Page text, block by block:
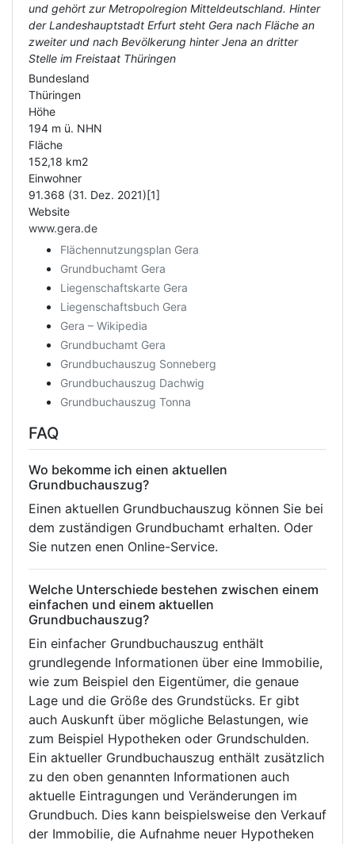
und gehört zur Metropolregion Mitteldeutschland. Hinter
der Landeshauptstadt Erfurt steht Gera nach Fläche an
zweiter und nach Bevölkerung hinter Jena an dritter
Stelle im Freistaat Thüringen
Bundesland
Thüringen
Höhe
194 m ü. NHN
Fläche
152,18 km2
Einwohner
91.368 (31. Dez. 2021)[1]
Website
www.gera.de
Flächennutzungsplan Gera
Grundbuchamt Gera
Liegenschaftskarte Gera
Liegenschaftsbuch Gera
Gera – Wikipedia
Grundbuchamt Gera
Grundbuchauszug Sonneberg
Grundbuchauszug Dachwig
Grundbuchauszug Tonna
FAQ
Wo bekomme ich einen aktuellen
Grundbuchauszug?
Einen aktuellen Grundbuchauszug können Sie bei
dem zuständigen Grundbuchamt erhalten. Oder
Sie nutzen enen Online-Service.
Welche Unterschiede bestehen zwischen einem
einfachen und einem aktuellen
Grundbuchauszug?
Ein einfacher Grundbuchauszug enthält
grundlegende Informationen über eine Immobilie,
wie zum Beispiel den Eigentümer, die genaue
Lage und die Größe des Grundstücks. Er gibt
auch Auskunft über mögliche Belastungen, wie
zum Beispiel Hypotheken oder Grundschulden.
Ein aktueller Grundbuchauszug enthält zusätzlich
zu den oben genannten Informationen auch
aktuelle Eintragungen und Veränderungen im
Grundbuch. Dies kann beispielsweise den Verkauf
der Immobilie, die Aufnahme neuer Hypotheken